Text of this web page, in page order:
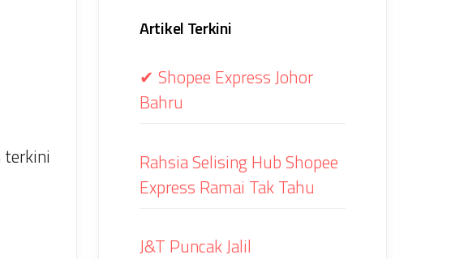
terkini
Artikel Terkini
✔ Shopee Express Johor
Bahru
Rahsia Selising Hub Shopee
Express Ramai Tak Tahu
J&T Puncak Jalil